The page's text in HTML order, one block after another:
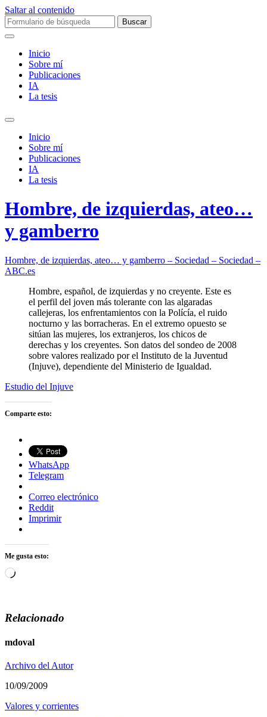
Saltar al contenido
Buscar:
Inicio
Sobre mí­
Publicaciones
IA
La tesis
Alternar
campo
búsqueda
Inicio
Sobre mí­
Publicaciones
IA
La tesis
Hombre, de izquierdas, ateo…
y gamberro
Hombre, de izquierdas, ateo… y gamberro – Sociedad – Sociedad –
ABC.es
Hombre, español, de izquierdas y no creyente. Este es
el perfil del joven más tolerante con las algaradas
callejeras, los enfrentamientos con la Polícía, el ruido
nocturno y las borracheras. En el extremo opuesto se
sitúan las mujeres, los extranjeros, los chicos de
derechas y los creyentes. Son datos del sondeo de 2008
sobre valores realizado por el Instituto de la Juventud
(Injuve), dependiente del Ministerio de Igualdad.
Estudio del Injuve
Comparte esto:
WhatsApp
Telegram
Correo electrónico
Reddit
Imprimir
Me gusta esto:
Cargando...
Relacionado
mdoval
Archivo del Autor
10/09/2009
Valores y corrientes